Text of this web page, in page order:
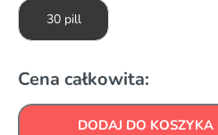
30 pill
Cena całkowita:
DODAJ DO KOSZYKA